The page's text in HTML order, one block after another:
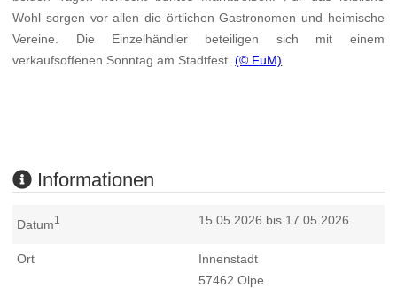
Wohl sorgen vor allen die örtlichen Gastronomen und heimische
Vereine. Die Einzelhändler beteiligen sich mit einem
verkaufsoffenen Sonntag am Stadtfest.(© FuM)
Informationen
Datum1 15.05.2026 bis 17.05.2026
Ort
Innenstadt
57462 Olpe